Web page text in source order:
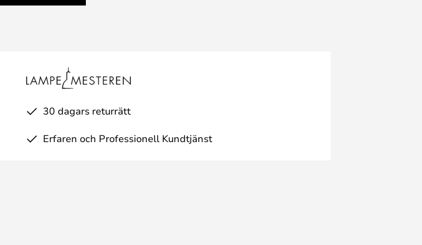
30 dagars returrätt
Erfaren och Professionell Kundtjänst